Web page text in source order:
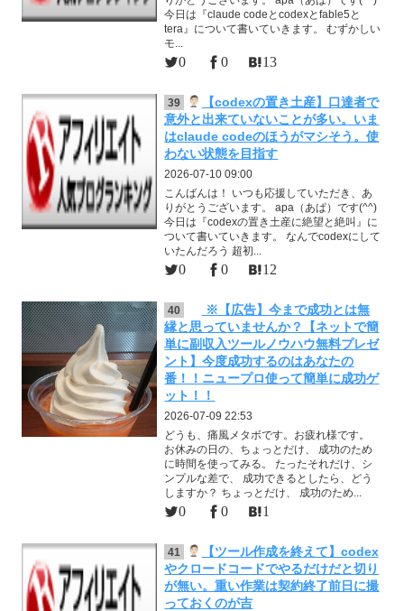
今日は『claude codeとcodexとfable5と
tera』について書いていきます。 むずかしい
モ...
0 0 13
39
【codexの置き土産】口達者で
意外と出来ていないことが多い。いま
はclaude codeのほうがマシそう。使
わない状態を目指す
2026-07-10 09:00
こんばんは！ いつも応援していただき、あ
りがとうございます。 apa（あぱ）です(^^)
今日は『codexの置き土産に絶望と絶叫』に
ついて書いていきます。 なんでcodexにして
いたんだろう 超初...
0 0 12
40
※【広告】今まで成功とは無
縁と思っていませんか？【ネットで簡
単に副収入ツールノウハウ無料プレゼ
ント】今度成功するのはあなたの
番！！ニュープロ使って簡単に成功ゲ
ット！！
2026-07-09 22:53
どうも、痛風メタボです。お疲れ様です。
お休みの日の、ちょっとだけ、 成功のため
に時間を使ってみる。 たったそれだけ、シ
ンプルな差で、 成功できるとしたら、どう
しますか？ ちょっとだけ、 成功のため...
0 0 1
41
【ツール作成を終えて】codex
やクロードコードでやるだけだと切り
が無い。重い作業は契約終了前日に撮
っておくのが吉